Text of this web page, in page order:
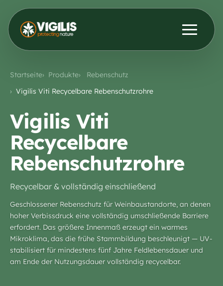
Aktuelles & Einblicke
Händler
Über uns
Kontakt aufnehmen
Startseite Produkte
Rebenschutz
Vigilis Viti Recycelbare Rebenschutzrohre
Vigilis Viti
Recycelbare
Rebenschutzrohre
Recycelbar & vollständig einschließend
Geschlossener Rebenschutz für Weinbaustandorte, an denen
hoher Verbissdruck eine vollständig umschließende Barriere
erfordert. Das größere Innenmaß erzeugt ein warmes
Mikroklima, das die frühe Stammbildung beschleunigt — UV-
stabilisiert für mindestens fünf Jahre Feldlebensdauer und
am Ende der Nutzungsdauer vollständig recycelbar.